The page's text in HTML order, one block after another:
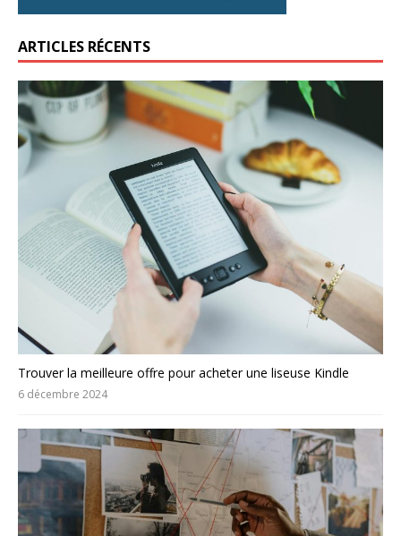
ARTICLES RÉCENTS
Trouver la meilleure offre pour acheter une liseuse Kindle
6 décembre 2024